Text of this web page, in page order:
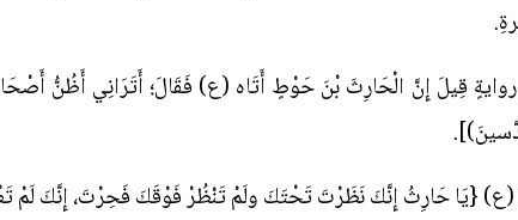
قِيلَ إِنَّ الْحَارِثَ بْنَ حَوْطٍ أَتَاه (ع) فَقَالَ؛ أَتَرَانِي أَظُنُّ
(ع) {يَا حَارِثُ إِنَّكَ نَظَرْتَ تَحْتَكَ ولَمْ تَنْظُرْ فَوْقَكَ فَحِرْتَ، إِنَّكَ لَمْ